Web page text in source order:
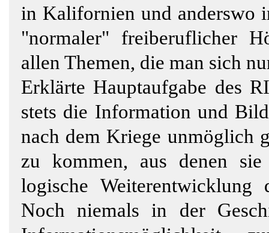
in Kalifornien und anderswo
"normaler" freiberuflicher
allen Themen, die man sich
Erklärte Hauptaufgabe des
stets die Information und
nach dem Kriege unmöglich
zu kommen, aus denen
logische
Noch niemals in der